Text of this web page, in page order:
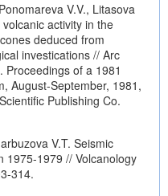
V.V., Litasova
activity in the
deduced from
investications // Arc
Proceedings of a 1981
August-September, 1981,
Publishing Co.
V.T. Seismic
1975-1979 // Volcanology
314.